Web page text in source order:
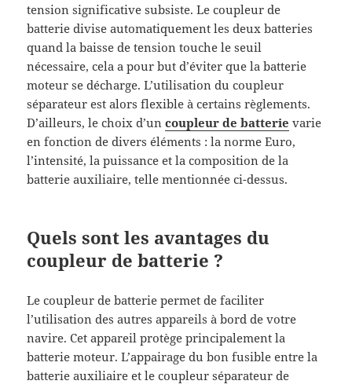
tension significative subsiste. Le coupleur de
batterie divise automatiquement les deux batteries
quand la baisse de tension touche le seuil
nécessaire, cela a pour but d’éviter que la batterie
moteur se décharge. L’utilisation du coupleur
séparateur est alors flexible à certains règlements.
D’ailleurs, le choix d’uncoupleur de batterie varie
en fonction de divers éléments : la norme Euro,
l’intensité, la puissance et la composition de la
batterie auxiliaire, telle mentionnée ci-dessus.
Quels sont les avantages du
coupleur de batterie ?
Le coupleur de batterie permet de faciliter
l’utilisation des autres appareils à bord de votre
navire. Cet appareil protège principalement la
batterie moteur. L’appairage du bon fusible entre la
batterie auxiliaire et le coupleur séparateur de